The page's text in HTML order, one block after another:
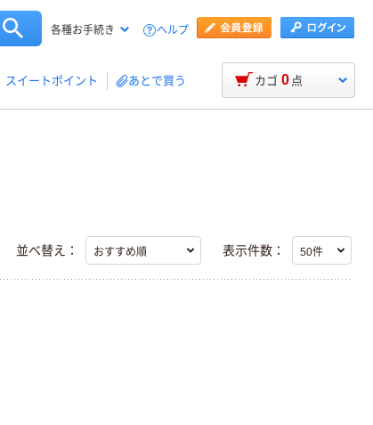
各種お手続き ヘルプ
スイートポイント あとで買う カゴ 0 点
並べ替え： 表示件数：